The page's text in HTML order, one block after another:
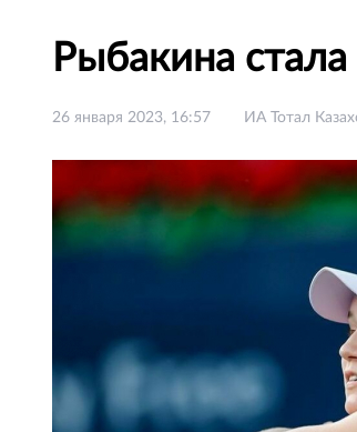
Рыбакина
26 января 2023, 16:57 ИА Тотал